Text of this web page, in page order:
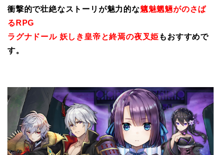
衝撃的で壮絶なストーリが魅力的な魑魅魍魎がのさば
るRPG
ラグナドール 妖しき皇帝と終焉の夜叉姫 もおすすめで
す。